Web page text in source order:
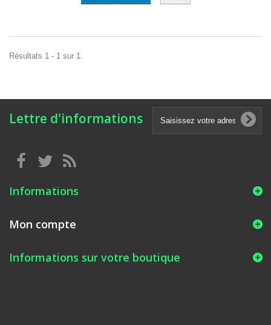
Résultats 1 - 1 sur 1.
Lettre d'informations
Informations
Mon compte
Informations sur votre boutique